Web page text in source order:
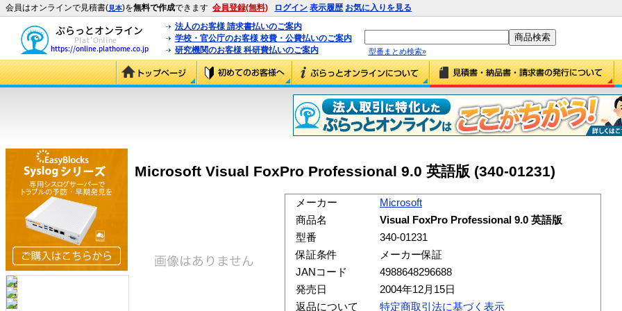
会員はオンラインで見積書(見本)を無料で作成できます 会員登録(無料) ログイン 表示履歴 お気に入りを見る
法人のお客様 請求書払いのご案内
学校・官公庁のお客様 校費・公費払いのご案内
研究機関のお客様 科研費払いのご案内
型番まとめ検索»
Microsoft Visual FoxPro Professional 9.0 英語版 (340-01231)
メーカー
Microsoft
商品名
Visual FoxPro Professional 9.0 英語版
型番
340-01231
保証条件
メーカー保証
JANコード
4988648296688
発売日
2004年12月15日
返品について
特定商取引法に基づく表示